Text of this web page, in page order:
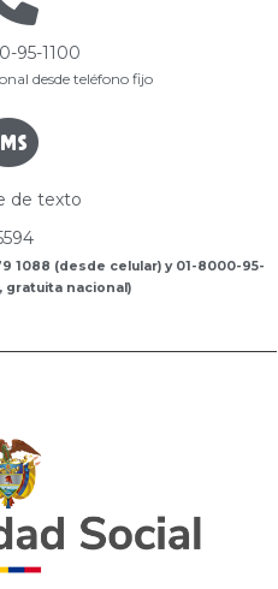
95-1100
desde teléfono fijo
de texto
1088 (desde celular) y 01-8000-95-
gratuita nacional)